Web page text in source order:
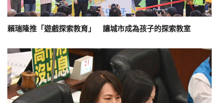
賴瑞隆推「遊戲探索教育」 讓城市成為孩子的探索教室